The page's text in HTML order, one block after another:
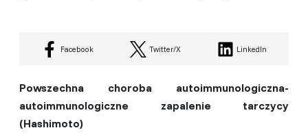
Facebook Twitter/X LinkedIn
Powszechna choroba autoimmunologiczna-
autoimmunologiczne zapalenie tarczycy
(Hashimoto)